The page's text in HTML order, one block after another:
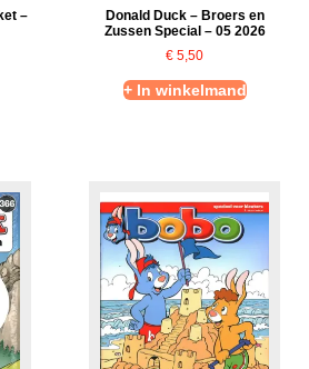
–
Donald Duck – Broers en
Zussen Special – 05 2026
€ 5,50
+ In winkelmand